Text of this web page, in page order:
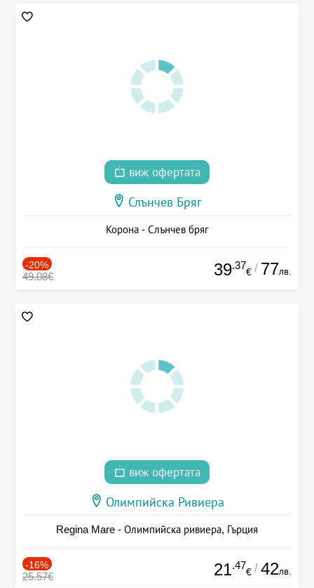
виж офертата
Слънчев Бряг
Корона - Слънчев бряг
-20%
49.08€ 39.37
€ / 77лв.
виж офертата
Олимпийска Ривиера
Regina Mare - Олимпийска ривиера, Гърция
-16%
25.57€ 21.47
€ / 42лв.